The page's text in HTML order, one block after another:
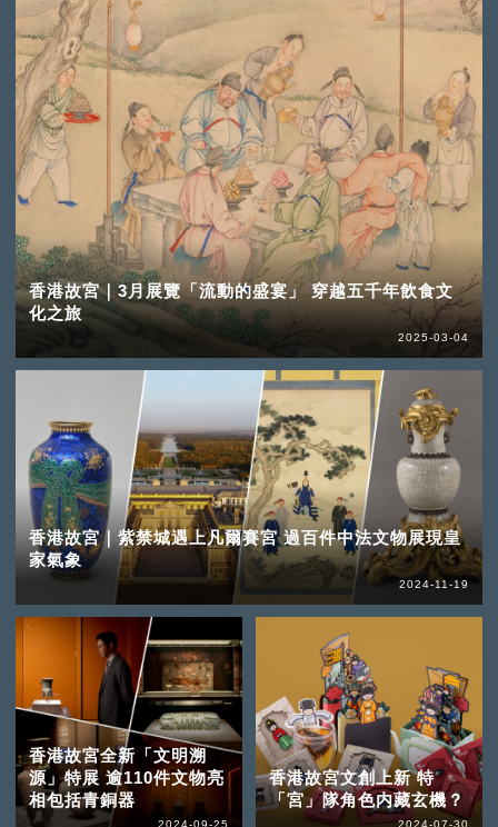
香港故宮｜3月展覽「流動的盛宴」 穿越五千年飲食文
化之旅
2025-03-04
香港故宮｜紫禁城遇上凡爾賽宮 過百件中法文物展現皇
家氣象
2024-11-19
香港故宮全新「文明溯
源」特展 逾110件文物亮
相包括青銅器
2024-09-25
香港故宮文創上新 特
「宮」隊角色内藏玄機？
2024-07-30